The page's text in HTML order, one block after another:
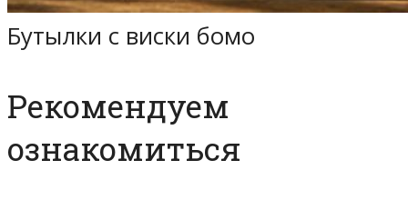
Бутылки с виски бомо
Рекомендуем
ознакомиться